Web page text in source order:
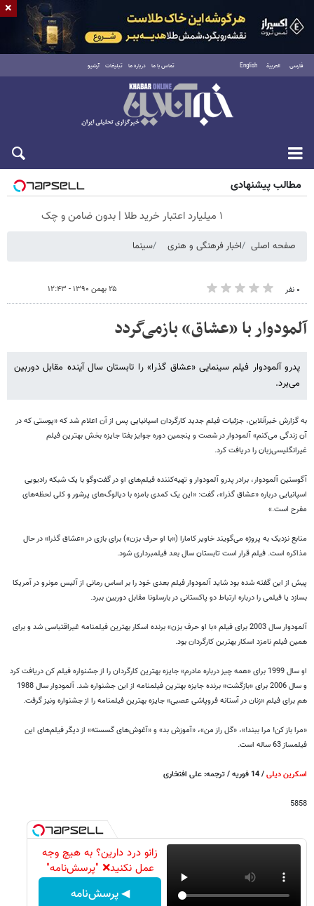
فارسی العربية English تماس با ما درباره ما تبلیغات آرشیو
پنجشنبه ۱۵ مرداد ۱۴۰۵
مطالب پیشنهادی
۱ میلیارد اعتبار خرید طلا | بدون ضامن و چک
صفحه اصلی اخبار فرهنگی و هنری سینما
۰ نفر ۲۵ بهمن ۱۳۹۰ - ۱۲:۴۳
آلمودوار با «عشاق» بازمی‌گردد
پدرو آلمودوار فیلم سینمایی «عشاق گذرا» را تابستان سال آینده مقابل دوربین
می‌برد.
به گزارش خبرآنلاین، جزئیات فیلم جدید کارگردان اسپانیایی پس از آن اعلام شد که «پوستی که در
آن زندگی می‌کنم» آلمودوار در شصت و پنجمین دوره جوایز بفتا جایزه بخش بهترین فیلم
غیرانگلیسی‌زبان را دریافت کرد.
آگوستین آلمودوار، برادر پدرو آلمودوار و تهیه‌کننده فیلم‌های او در گفت‌‌وگو با یک شبکه رادیویی
اسپانیایی درباره «عشاق گذرا»، گفت: «این یک کمدی بامزه با دیالوگ‌های پرشور و کلی لحظه‌های
مفرح است.»
منابع نزدیک به پروژه می‌گویند خاویر کامارا («با او حرف بزن») برای بازی در «عشاق گذرا» در حال
مذاکره است. فیلم قرار است تابستان سال بعد فیلمبرداری شود.
پیش از این گفته شده بود شاید آلمودوار فیلم بعدی خود را بر اساس رمانی از آلیس مونرو در آمریکا
بسازد یا فیلمی را درباره ارتباط دو پاکستانی در بارسلونا مقابل دوربین ببرد.
آلمودوار سال 2003 برای فیلم «با او حرف بزن»‌ برنده اسکار بهترین فیلمنامه غیراقتباسی شد و برای
همین فیلم نامزد اسکار بهترین کارگردان بود.
او سال 1999 برای «همه چیز درباره مادرم» جایزه بهترین کارگردان را از جشنواره فیلم کن دریافت کرد
و سال 2006 برای «بازگشت» برنده جایزه بهترین فیلمنامه از این جشنواره شد. آلمودوار سال 1988
هم برای فیلم «زنان در آستانه فروپاشی عصبی» جایزه بهترین فیلمنامه را از جشنواره ونیز گرفت.
«مرا باز کن! مرا ببند!»، «گل راز من»، «آموزش بد» و «آغوش‌های گسسته» از دیگر فیلم‌های این
فیلمساز 63 ساله است.
اسکرین دیلی/ 14 فوریه / ترجمه: علی افتخاری
5858
زانو درد دارین؟ به هیچ وجه
عمل نکنید❌ "پرسش‌نامه"
◀ پرسش‌نامه
×